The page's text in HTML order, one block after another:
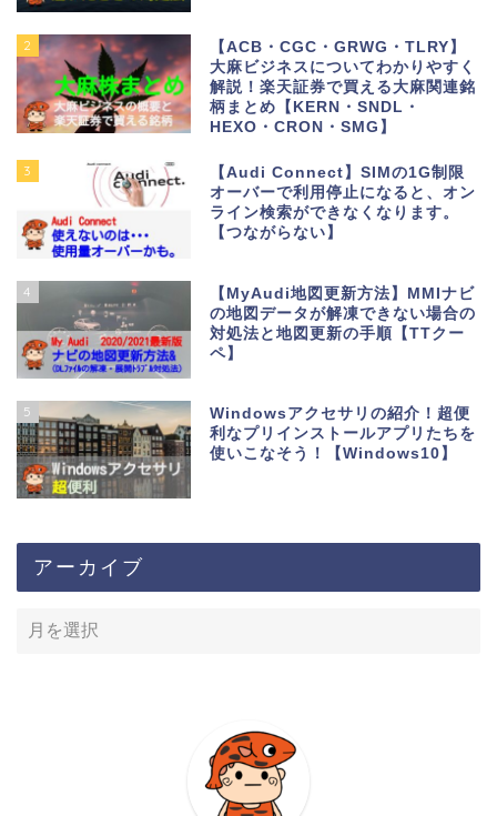
2
【ACB・CGC・GRWG・TLRY】
大麻ビジネスについてわかりやすく
解説！楽天証券で買える大麻関連銘
柄まとめ【KERN・SNDL・
HEXO・CRON・SMG】
3
【Audi Connect】SIMの1G制限
オーバーで利用停止になると、オン
ライン検索ができなくなります。
【つながらない】
4
【MyAudi地図更新方法】MMIナビ
の地図データが解凍できない場合の
対処法と地図更新の手順【TTクー
ペ】
5
Windowsアクセサリの紹介！超便
利なプリインストールアプリたちを
使いこなそう！【Windows10】
アーカイブ